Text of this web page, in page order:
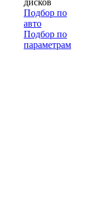
Подбор по
авто
Подбор по
параметрам